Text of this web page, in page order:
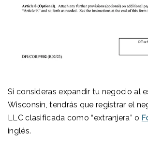
Si consideras expandir tu negocio al
Wisconsin, tendrás que registrar el
LLC clasificada como “extranjera” o
inglés.